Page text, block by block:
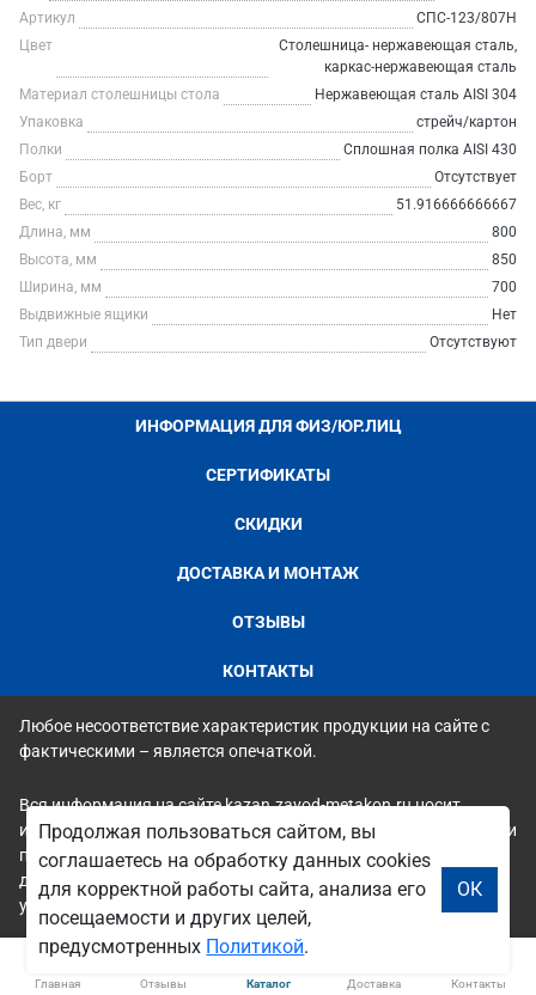
Артикул
СПС-123/807Н
Цвет
Столешница- нержавеющая сталь,
каркас-нержавеющая сталь
Материал столешницы стола
Нержавеющая сталь AISI 304
Упаковка
стрейч/картон
Полки
Сплошная полка AISI 430
Борт
Отсутствует
Вес, кг
51.916666666667
Длина, мм
800
Высота, мм
850
Ширина, мм
700
Выдвижные ящики
Нет
Тип двери
Отсутствуют
ИНФОРМАЦИЯ ДЛЯ ФИЗ/ЮР.ЛИЦ
СЕРТИФИКАТЫ
СКИДКИ
ДОСТАВКА И МОНТАЖ
ОТЗЫВЫ
КОНТАКТЫ
Любое несоответствие характеристик продукции на сайте с
фактическими – является опечаткой.
Вся информация на сайте kazan.zavod-metakon.ru носит
исключительно ознакомительный и справочный характер и ни
при каких условиях не является публичной офертой. Всю
дополнительную информацию можно узнать по телефонам
указанным на сайте.
Главная Отзывы Каталог Доставка Контакты
Продолжая пользоваться сайтом, вы
соглашаетесь на обработку данных cookies
для корректной работы сайта, анализа его
посещаемости и других целей,
предусмотренных Политикой.
ОК